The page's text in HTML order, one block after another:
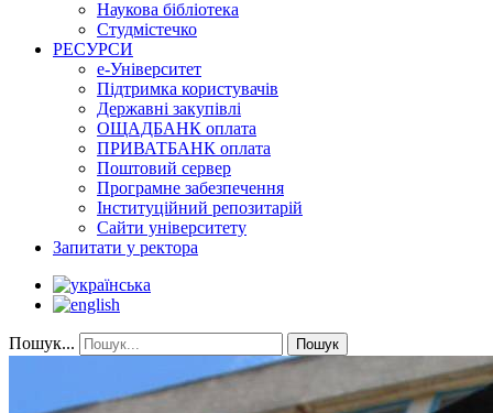
Наукова бібліотека
Студмістечко
РЕСУРСИ
е-Університет
Підтримка користувачів
Державні закупівлі
ОЩАДБАНК оплата
ПРИВАТБАНК оплата
Поштовий сервер
Програмне забезпечення
Інституційний репозитарій
Сайти університету
Запитати у ректора
Пошук... Пошук